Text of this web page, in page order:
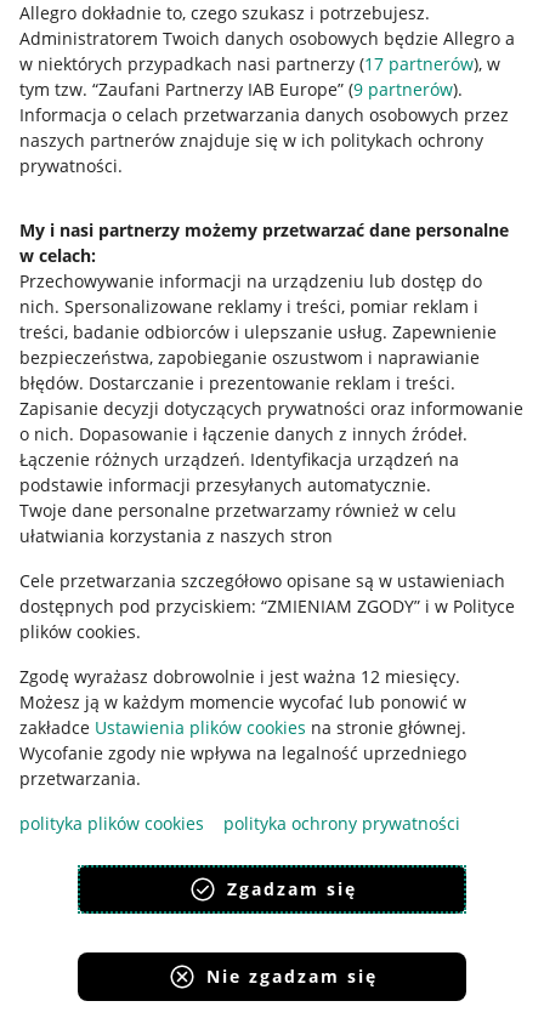
Allegro dokładnie to, czego szukasz i potrzebujesz.
Administratorem Twoich danych osobowych będzie Allegro a
w niektórych przypadkach nasi partnerzy (17 partnerów), w
tym tzw. “Zaufani Partnerzy IAB Europe” (9 partnerów).
Informacja o celach przetwarzania danych osobowych przez
naszych partnerów znajduje się w ich politykach ochrony
prywatności.
My i nasi partnerzy możemy przetwarzać dane personalne
w celach:
Przechowywanie informacji na urządzeniu lub dostęp do
nich. Spersonalizowane reklamy i treści, pomiar reklam i
treści, badanie odbiorców i ulepszanie usług. Zapewnienie
bezpieczeństwa, zapobieganie oszustwom i naprawianie
błędów. Dostarczanie i prezentowanie reklam i treści.
Zapisanie decyzji dotyczących prywatności oraz informowanie
o nich. Dopasowanie i łączenie danych z innych źródeł.
Łączenie różnych urządzeń. Identyfikacja urządzeń na
podstawie informacji przesyłanych automatycznie.
Twoje dane personalne przetwarzamy również w celu
ułatwiania korzystania z naszych stron
Cele przetwarzania szczegółowo opisane są w ustawieniach
dostępnych pod przyciskiem: “ZMIENIAM ZGODY” i w Polityce
plików cookies.
Zgodę wyrażasz dobrowolnie i jest ważna 12 miesięcy.
Możesz ją w każdym momencie wycofać lub ponowić w
zakładce Ustawienia plików cookies na stronie głównej.
Wycofanie zgody nie wpływa na legalność uprzedniego
przetwarzania.
polityka plików cookies
polityka ochrony prywatności
Zgadzam się
Nie zgadzam się
Przydatne informacje
Jak to działa
Allegro Gadane dla sprzedających
Allegro Gadane dla kupujących
Mapa miejscowości
Informacje prawne
Regulamin
Polityka plików "cookies"
Ustawienia plików "cookies"
Udostępnianie lokalizacji
Informacje dla Aktu o Usługach Cyfrowych
Pobierz aplikację
Korzystanie z serwisu oznacza akceptacjęregulaminu